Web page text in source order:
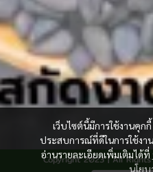
เว็บไซต์นี้มีการใช้งานคุ
ประสบการณ์ที่ดีในการใช้งา
อ่านรายละเอียดเพิ่มเติมได้ที่
นโย
Copyright 2023 | All Rights